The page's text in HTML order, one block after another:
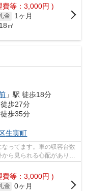
費等：3,000円 )
金
1ヶ月
㎡
」駅 徒歩18分
徒歩27分
徒歩35分
生実町
ってます。車の収容台数
ら見られる心配がありま
費等：3,000円 )
金 0ヶ月